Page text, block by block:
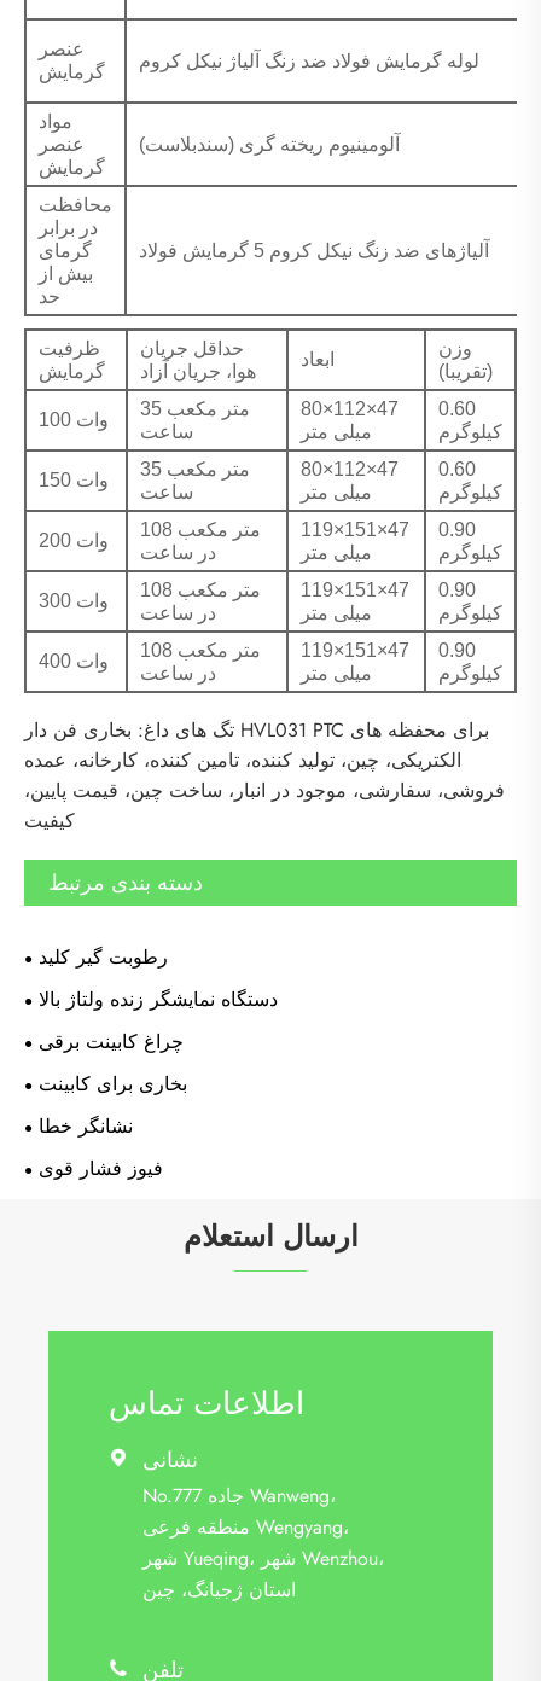
عنصر
گرمایش
لوله گرمایش فولاد ضد زنگ آلیاژ نیکل کروم
مواد
عنصر
گرمایش
آلومینیوم ریخته گری (سندبلاست)
محافظت
در برابر
گرمای
بیش از
حد
آلیاژهای ضد زنگ نیکل کروم 5 گرمایش فولاد
ظرفیت
گرمایش
حداقل جریان
هوا، جریان آزاد
ابعاد
وزن
(تقریبا)
100 وات
35 متر مکعب
ساعت
80×112×47
میلی متر
0.60
کیلوگرم
150 وات
35 متر مکعب
ساعت
80×112×47
میلی متر
0.60
کیلوگرم
200 وات
108 متر مکعب
در ساعت
119×151×47
میلی متر
0.90
کیلوگرم
300 وات
108 متر مکعب
در ساعت
119×151×47
میلی متر
0.90
کیلوگرم
400 وات
108 متر مکعب
در ساعت
119×151×47
میلی متر
0.90
کیلوگرم
تگ های داغ: بخاری فن دار HVL031 PTC برای محفظه های
الکتریکی، چین، تولید کننده، تامین کننده، کارخانه، عمده
فروشی، سفارشی، موجود در انبار، ساخت چین، قیمت پایین،
کیفیت
دسته بندی مرتبط
رطوبت گیر کلید
دستگاه نمایشگر زنده ولتاژ بالا
چراغ کابینت برقی
بخاری برای کابینت
نشانگر خطا
فیوز فشار قوی
ارسال استعلام
اطلاعات تماس
 نشانی
No.777 جاده Wanweng،
منطقه فرعی Wengyang،
شهر Yueqing، شهر Wenzhou،
استان ژجیانگ، چین
 تلفن